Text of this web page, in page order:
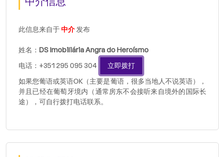
此信息来自于中介发布
姓名： DS Imobiliária Angra do Heroísmo
电话：+351 295 095 304
立即拨打
如果您葡语或英语OK（主要是葡语，很多当地人不说英语），
并且已经在葡萄牙境内（通常房东不会接听来自境外的国际长
途），可自行拨打电话联系。